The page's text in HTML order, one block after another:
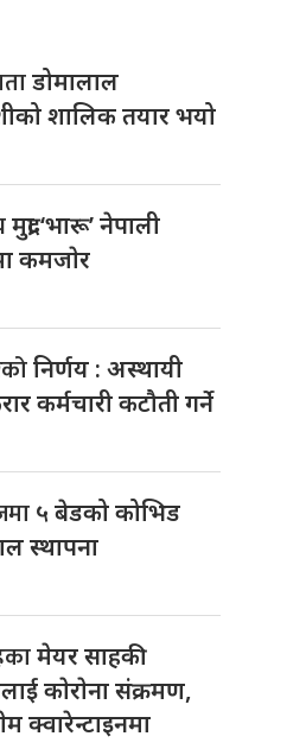
डोमालाल
शालिक तयार भयो
मुद्रा ‘भारू’ नेपाली
कमजाेर
निर्णय : अस्थायी
कर्मचारी कटौती गर्ने
५ बेडको कोभिड
स्थापना
मेयर साहकी
काेराेना संक्रमण,
क्वारेन्टाइनमा